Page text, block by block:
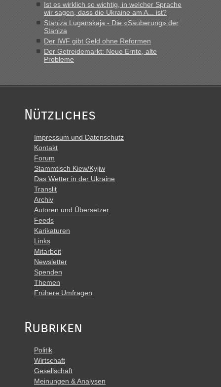
Ist es wirklich so wichtig, in welcher Sprache
wir sagen, dass die Ukraine am A... ist?
Staniza Luganskaja - Die «Säuberung» der
Staniza
Der IWF gibt Geld ohne Reformen
Der Getreidemarkt: Neue Ernte, alte
Probleme
Nützliches
Impressum und Datenschutz
Kontakt
Forum
Stammtisch Kiew/Kyjiw
Das Wetter in der Ukraine
Translit
Archiv
Autoren und Übersetzer
Feeds
Karikaturen
Links
Mitarbeit
Newsletter
Spenden
Themen
Frühere Umfragen
Rubriken
Politik
Wirtschaft
Gesellschaft
Meinungen & Analysen